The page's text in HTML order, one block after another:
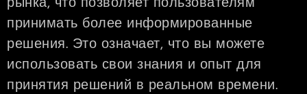
рынка, что позволяет пользователям
принимать более информированные
решения. Это означает, что вы можете
использовать свои знания и опыт для
принятия решений в реальном времени.